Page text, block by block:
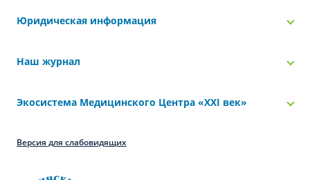
Юридическая информация
Наш журнал
Экосистема Медицинского Центра «‎XXI век»
Версия для слабовидящих